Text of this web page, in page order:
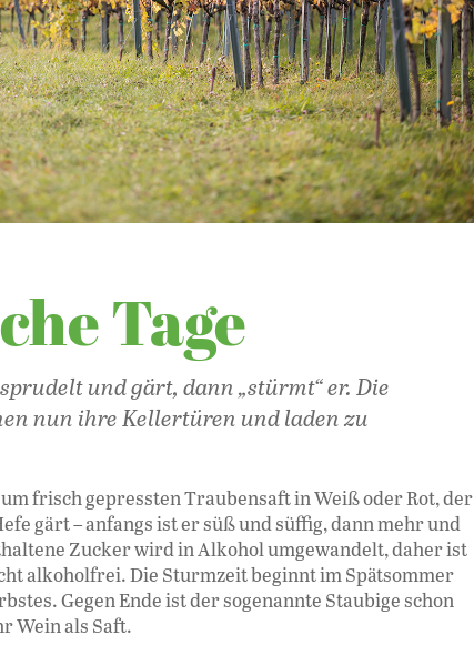
Tage
und gärt, dann „stürmt“ er. Die
nun ihre Kellertüren und laden zu
frisch gepressten Traubensaft in Weiß oder Rot, der
gärt – anfangs ist er süß und süffig, dann mehr und
Zucker wird in Alkohol umgewandelt, daher ist
alkoholfrei. Die Sturmzeit beginnt im Spätsommer
Gegen Ende ist der sogenannte Staubige schon
Wein als Saft.